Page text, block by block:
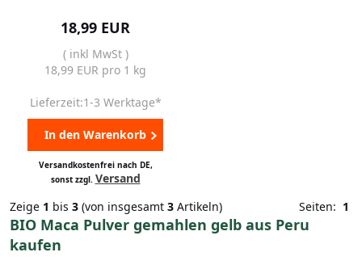
18,99 EUR
( inkl MwSt )
18,99 EUR pro 1 kg
Lieferzeit:1-3 Werktage*
In den Warenkorb
Versandkostenfrei nach DE,
sonst zzgl. Versand
Zeige 1 bis 3 (von insgesamt 3 Artikeln) Seiten: 1
BIO Maca Pulver gemahlen gelb aus Peru
kaufen